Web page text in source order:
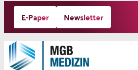
Zum
Inhalt
springen
E-Paper Newsletter